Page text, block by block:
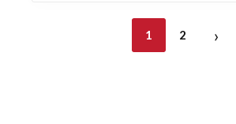
1 2 ›